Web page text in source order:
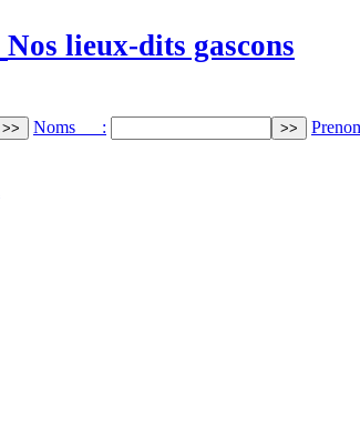
Nos lieux-dits gascons
Noms :